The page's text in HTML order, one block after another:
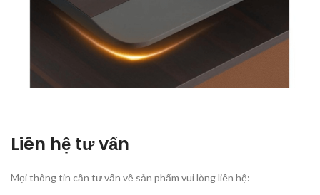
Liên hệ tư vấn
Mọi thông tin cần tư vấn về sản phẩm vui lòng liên hệ: